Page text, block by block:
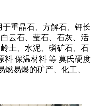
重晶石、方解石、钾长
云石、莹石、石灰、活
土、水泥、磷矿石、石
料 保温材料 等 莫氏硬度
易爆的矿产、化工、